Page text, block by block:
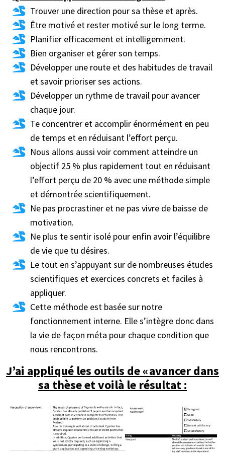
Trouver une direction pour sa thèse et après.
Être motivé et rester motivé sur le long terme.
Planifier efficacement et intelligemment.
Bien organiser et gérer son temps.
Développer une route et des habitudes de travail
et savoir prioriser ses actions.
Développer un rythme de travail pour avancer
chaque jour.
Te concentrer et accomplir énormément en peu
de temps et en réduisant l’effort perçu.
Nous allons aussi voir comment atteindre un
objectif 25 % plus rapidement tout en réduisant
l’effort perçu de 20 % avec une méthode simple
et démontrée scientifiquement.
Ne pas procrastiner et ne pas vivre de baisse de
motivation.
Ne plus te sentir isolé pour enfin avoir l’équilibre
de vie que tu désires.
Le tout en s’appuyant sur de nombreuses études
scientifiques et exercices concrets et faciles à
appliquer.
Cette méthode est basée sur notre
fonctionnement interne. Elle s’intègre donc dans
la vie de façon méta pour chaque condition que
nous rencontrons.
J’ai appliqué les outils de « avancer dans
sa thèse et voilà le résultat :